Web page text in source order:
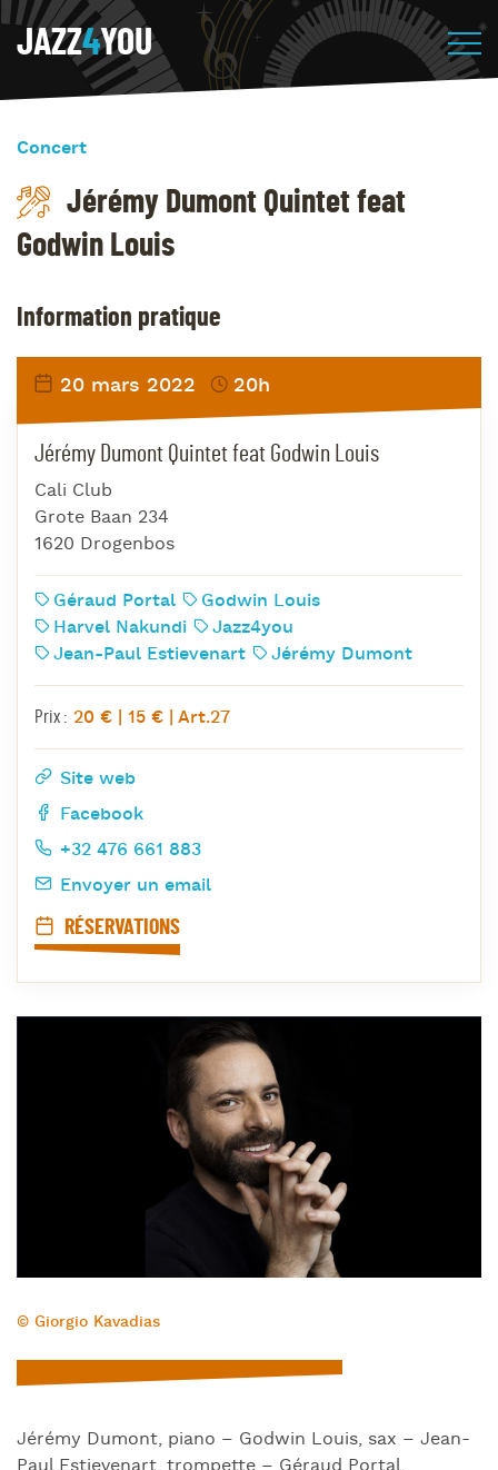
JAZZ4YOU
Concert
Jérémy Dumont Quintet feat
Godwin Louis
© Giorgio Kavadias
Jérémy Dumont, piano – Godwin Louis, sax – Jean-
Information pratique
20 mars 2022 20h
Jérémy Dumont Quintet feat Godwin Louis
Cali Club
Grote Baan 234
1620 Drogenbos
Géraud Portal
Godwin Louis
Harvel Nakundi
Jazz4you
Jean-Paul Estievenart
Jérémy Dumont
Prix : 20 € | 15 € | Art.27
Site web
Facebook
+32 476 661 883
Envoyer un email
RÉSERVATIONS